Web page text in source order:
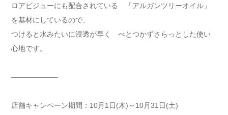
ロアビジューにも配合されている 「アルガンツリーオイル」
を基材にしているので、
つけると水みたいに浸透が早く べとつかずさらっとした使い
心地です。
——————–
店舗キャンペーン期間：10月1日(木)～10月31日(土)